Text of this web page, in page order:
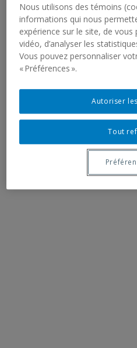
Nous utilisons des témoins
informations qui nous
expérience sur le site, de
vidéo, d’analyser les
Vous pouvez personnaliser
« Préférences ».
Tout
Autoriser